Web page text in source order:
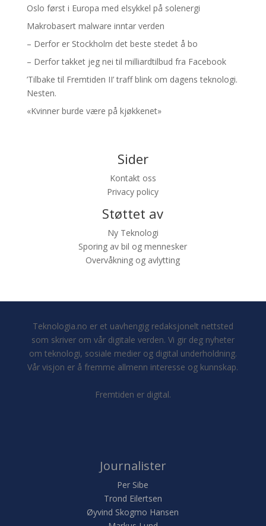
Oslo først i Europa med elsykkel på solenergi
Makrobasert malware inntar verden
– Derfor er Stockholm det beste stedet å bo
– Derfor takket jeg nei til milliardtilbud fra Facebook
’Tilbake til Fremtiden II’ traff blink om dagens teknologi.
Nesten.
«Kvinner burde være på kjøkkenet»
Sider
Kontakt oss
Privacy policy
Støttet av
Ny Teknologi
Sporing av bil og mennesker
Overvåkning og avlytting
Teknologia.no er et uavhengig redaksjonelt nettsted
som skriver om vår digitale verden. Vi gir deg nyheter
om teknologi, sosiale medier og digital underholdning.
Vår visjon er å fremme allmenn interesse og kunnskap.
Fremtiden er digital.
Journalister
Per Sibe
Trond Eilertsen
Øyvind Skogmo Hansen